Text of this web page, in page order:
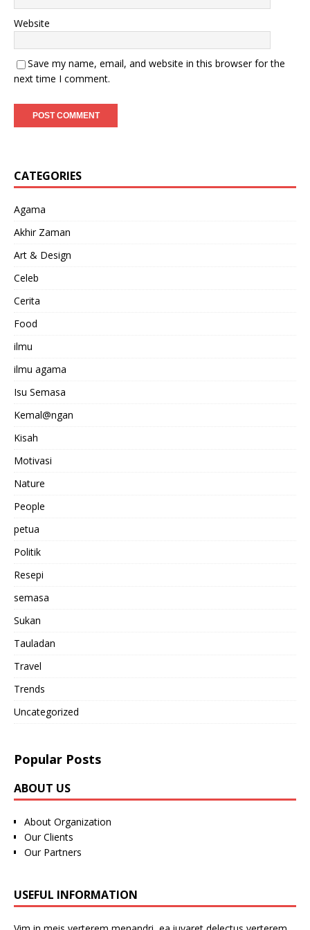
Website
Save my name, email, and website in this browser for the
next time I comment.
CATEGORIES
Agama
Akhir Zaman
Art & Design
Celeb
Cerita
Food
ilmu
ilmu agama
Isu Semasa
Kemal@ngan
Kisah
Motivasi
Nature
People
petua
Politik
Resepi
semasa
Sukan
Tauladan
Travel
Trends
Uncategorized
Popular Posts
ABOUT US
About Organization
Our Clients
Our Partners
USEFUL INFORMATION